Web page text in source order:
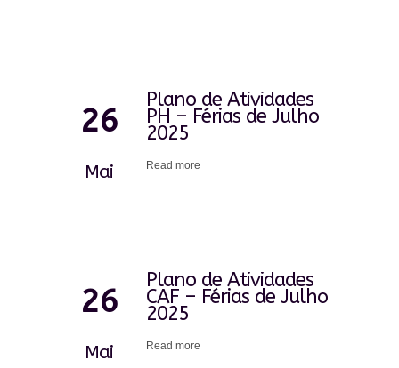
26
Mai
Plano de Atividades
PH – Férias de Julho
2025
Read more
26
Mai
Plano de Atividades
CAF – Férias de Julho
2025
Read more